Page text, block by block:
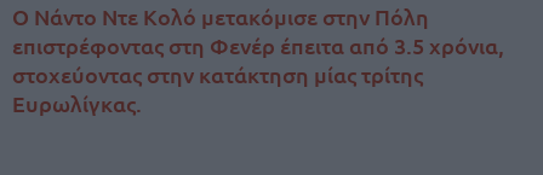
O Νάντο Ντε Κολό μετακόμισε στην Πόλη
επιστρέφοντας στη Φενέρ έπειτα από 3.5 χρόνια,
στοχεύοντας στην κατάκτηση μίας τρίτης
Ευρωλίγκας.